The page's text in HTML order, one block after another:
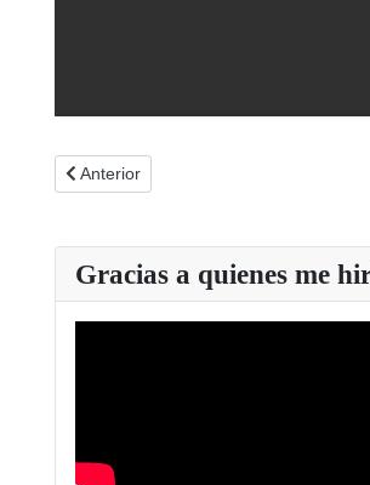
Artículo anterior: Reglamento 1
Anterior
Gracias a quienes me